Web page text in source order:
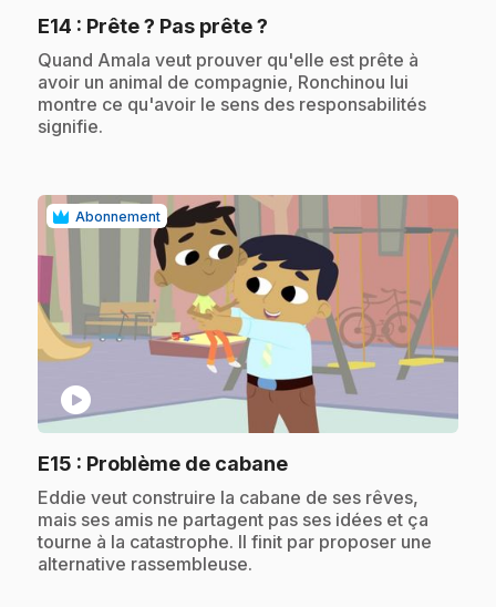
E14 : Prête ? Pas prête ?
.Quand Amala veut prouver qu'elle est prête à
avoir un animal de compagnie, Ronchinou lui
montre ce qu'avoir le sens des responsabilités
signifie.
Abonnement
play_circle
E15 : Problème de cabane.
.Eddie veut construire la cabane de ses rêves,
mais ses amis ne partagent pas ses idées et ça
tourne à la catastrophe. Il finit par proposer une
alternative rassembleuse.